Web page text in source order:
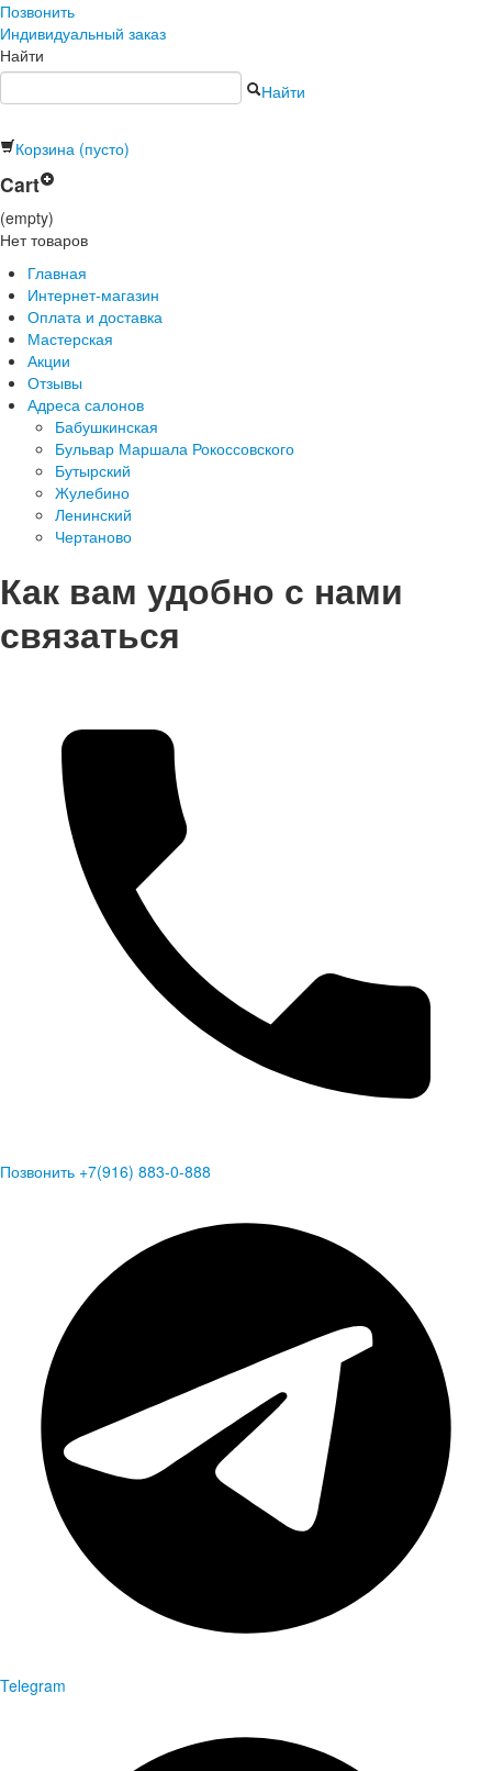
Позвонить
Индивидуальный заказ
Найти
Найти
Корзина (пусто)
Cart
(empty)
Нет товаров
Главная
Интернет-магазин
Оплата и доставка
Мастерская
Акции
Отзывы
Адреса салонов
Бабушкинская
Бульвар Маршала Рокоссовского
Бутырский
Жулебино
Ленинский
Чертаново
Как вам удобно с нами
связаться
Позвонить +7(916) 883-0-888
Telegram